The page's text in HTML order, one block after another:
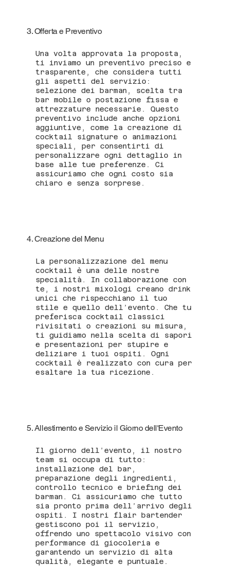
3. Offerta e Preventivo
Una volta approvata la proposta,
ti inviamo un preventivo preciso e
trasparente, che considera tutti
gli aspetti del servizio:
selezione dei barman, scelta tra
bar mobile o postazione fissa e
attrezzature necessarie. Questo
preventivo include anche opzioni
aggiuntive, come la creazione di
cocktail signature o animazioni
speciali, per consentirti di
personalizzare ogni dettaglio in
base alle tue preferenze. Ci
assicuriamo che ogni costo sia
chiaro e senza sorprese.
4. Creazione del Menu
La personalizzazione del menu
cocktail è una delle nostre
specialità. In collaborazione con
te, i nostri mixologi creano drink
unici che rispecchiano il tuo
stile e quello dell’evento. Che tu
preferisca cocktail classici
rivisitati o creazioni su misura,
ti guidiamo nella scelta di sapori
e presentazioni per stupire e
deliziare i tuoi ospiti. Ogni
cocktail è realizzato con cura per
esaltare la tua ricezione.
5. Allestimento e Servizio il Giorno dell'Evento
Il giorno dell’evento, il nostro
team si occupa di tutto:
installazione del bar,
preparazione degli ingredienti,
controllo tecnico e briefing dei
barman. Ci assicuriamo che tutto
sia pronto prima dell’arrivo degli
ospiti. I nostri flair bartender
gestiscono poi il servizio,
offrendo uno spettacolo visivo con
performance di giocoleria e
garantendo un servizio di alta
qualità, elegante e puntuale.